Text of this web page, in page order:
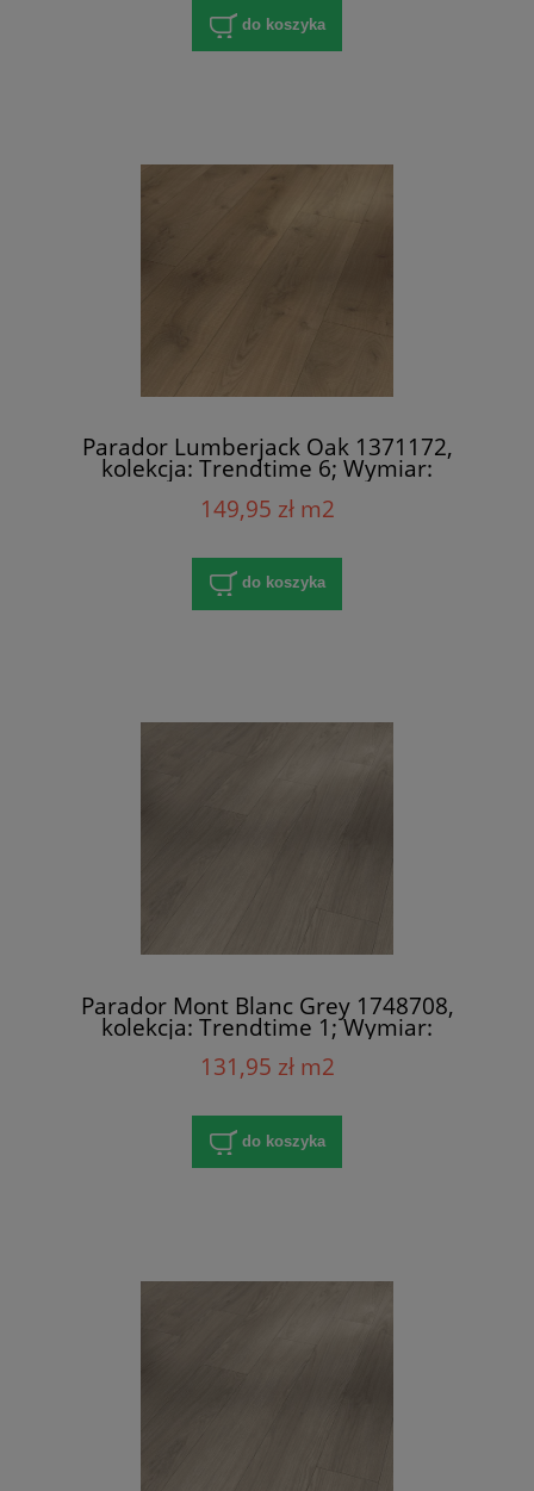
do koszyka
Parador Lumberjack Oak 1371172,
kolekcja: Trendtime 6; Wymiar:
9x243x2200 mm; AC5/32; V-Fuga x 4
149,95 zł m2
do koszyka
Parador Mont Blanc Grey 1748708,
kolekcja: Trendtime 1; Wymiar:
8x158x1285 mm; AC4/32; V-Fuga x 4
131,95 zł m2
do koszyka